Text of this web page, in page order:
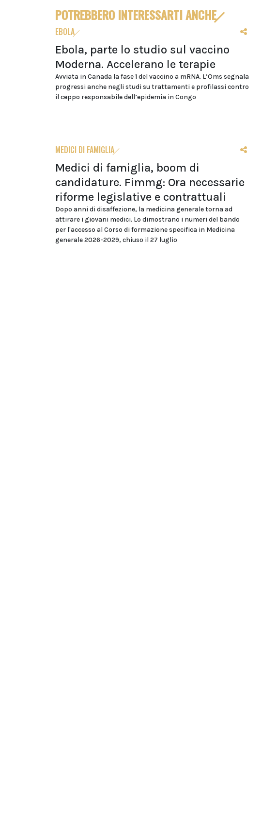
POTREBBERO INTERESSARTI ANCHE
EBOLA
Ebola, parte lo studio sul vaccino
Moderna. Accelerano le terapie
Avviata in Canada la fase 1 del vaccino a mRNA. L’Oms segnala
progressi anche negli studi su trattamenti e profilassi contro
il ceppo responsabile dell’epidemia in Congo
MEDICI DI FAMIGLIA
Medici di famiglia, boom di
candidature. Fimmg: Ora necessarie
riforme legislative e contrattuali
Dopo anni di disaffezione, la medicina generale torna ad
attirare i giovani medici. Lo dimostrano i numeri del bando
per l'accesso al Corso di formazione specifica in Medicina
generale 2026-2029, chiuso il 27 luglio